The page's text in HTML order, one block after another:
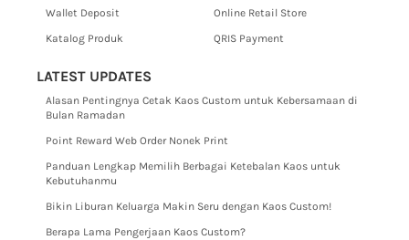
LATEST UPDATES
Wallet Deposit
Katalog Produk
Online Retail Store
QRIS Payment
Alasan Pentingnya Cetak Kaos Custom untuk Kebersamaan di
Bulan Ramadan
Point Reward Web Order Nonek Print
Panduan Lengkap Memilih Berbagai Ketebalan Kaos untuk
Kebutuhanmu
Bikin Liburan Keluarga Makin Seru dengan Kaos Custom!
Berapa Lama Pengerjaan Kaos Custom?